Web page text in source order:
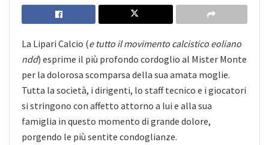
La Lipari Calcio (e tutto il movimento calcistico eoliano
ndd) esprime il più profondo cordoglio al Mister Monte
per la dolorosa scomparsa della sua amata moglie.
Tutta la società, i dirigenti, lo staff tecnico e i giocatori
si stringono con affetto attorno a lui e alla sua
famiglia in questo momento di grande dolore,
porgendo le più sentite condoglianze.